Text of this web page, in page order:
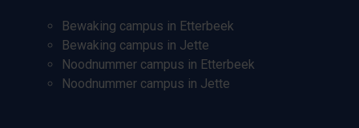
Bewaking campus in Etterbeek
Bewaking campus in Jette
Noodnummer campus in Etterbeek
Noodnummer campus in Jette